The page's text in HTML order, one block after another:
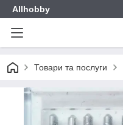
Allhobby
Товари та послуги